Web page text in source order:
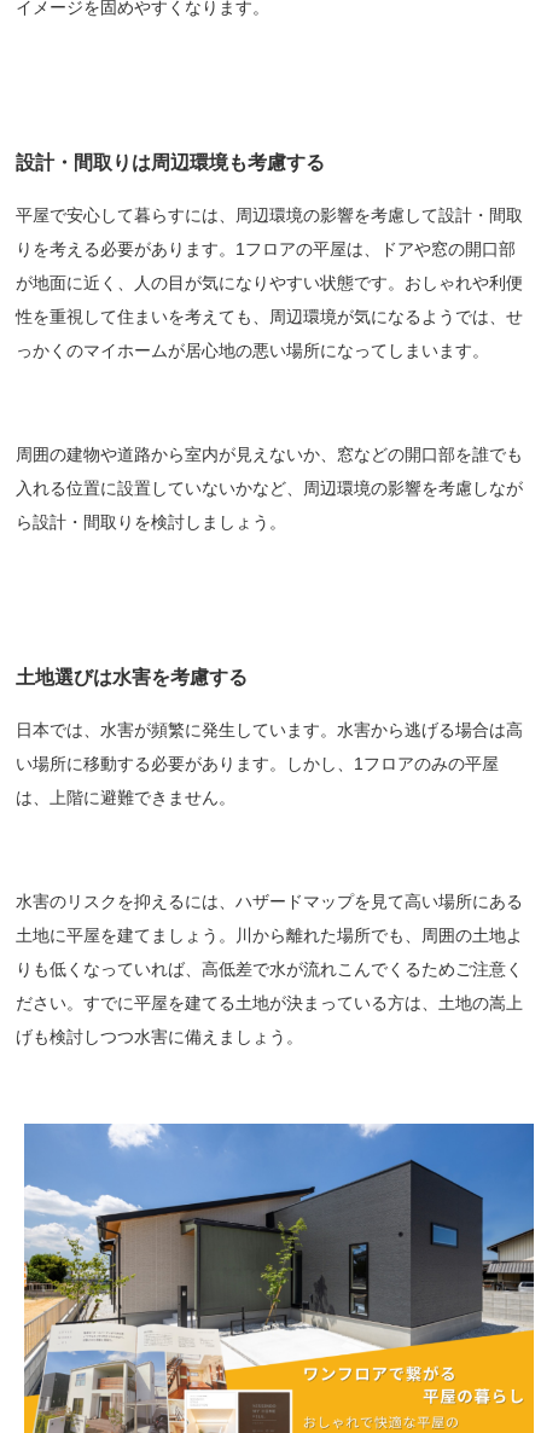
イメージを固めやすくなります。
設計・間取りは周辺環境も考慮する
平屋で安心して暮らすには、 周辺環境の影響を考慮して設計・間取
りを考える必要があります。1フロアの平屋は、ドアや窓の開口部
が地面に近く、人の目が気になりやすい状態です。おしゃれや利便
性を重視して住まいを考えても、周辺環境が気になるようでは、せ
っかくのマイホームが居心地の悪い場所になってしまいます。
周囲の建物や道路から室内が見えないか、窓などの開口部を誰でも
入れる位置に設置していないかなど、周辺環境の影響を考慮しなが
ら設計・間取りを検討しましょう。
土地選びは水害を考慮する
日本では、水害が頻繁に発生しています。水害から逃げる場合は高
い場所に移動する必要があります。しかし、1フロアのみの平屋
は、上階に避難できません。
水害のリスクを抑えるには、ハザードマップを見て高い場所にある
土地に平屋を建てましょう。川から離れた場所でも、周囲の土地よ
りも低くなっていれば、高低差で水が流れこんでくるためご注意く
ださい。すでに平屋を建てる土地が決まっている方は、土地の嵩上
げも検討しつつ水害に備えましょう。